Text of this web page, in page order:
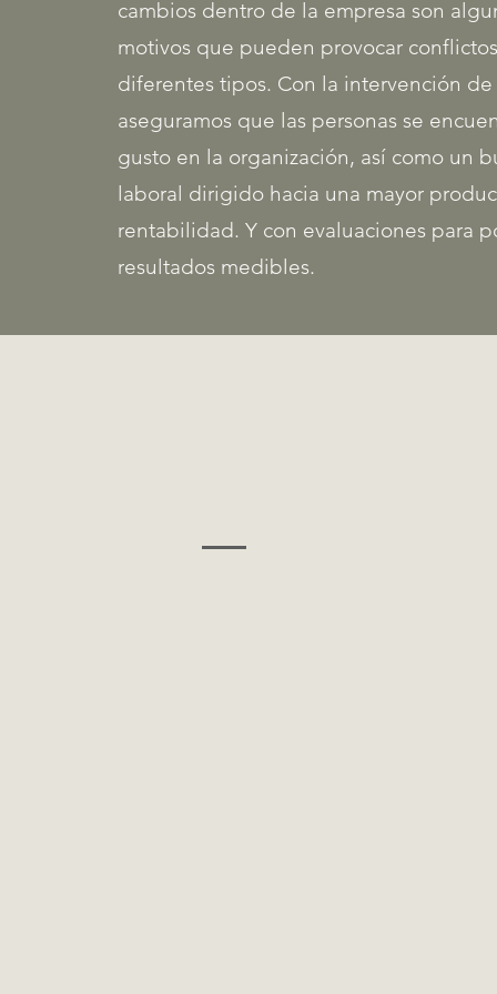
cambios dentro de la empresa son
motivos que pueden provocar
diferentes tipos. Con la intervención de
aseguramos que las personas se
gusto en la organización, así como un
laboral dirigido hacia una mayor
rentabilidad. Y con evaluaciones para
resultados medibles.